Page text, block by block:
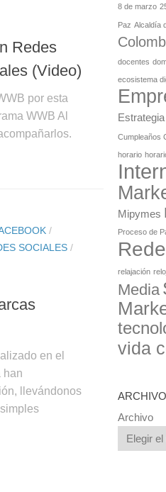
Redes
(Video)
por esta
WWB Al
/
SOCIALES /
en el
han
llevándonos
8 de marzo
Paz Alcaldía
docentes
ecosistema
Cumpleaños
horario
Mipymes
Proceso de
relajación
Media
vida
ARCHIVO
Archivo